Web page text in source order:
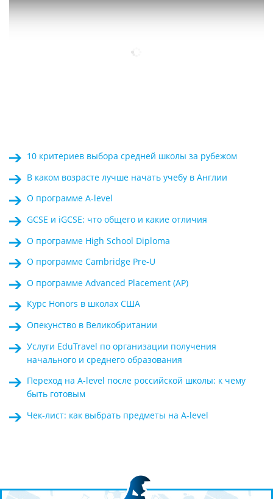
10 критериев выбора средней школы за рубежом
В каком возрасте лучше начать учебу в Англии
О программе A-level
GCSE и iGCSE: что общего и какие отличия
О программе High School Diploma
О программе Cambridge Pre-U
О программе Advanced Placement (AP)
Курс Honors в школах США
Опекунство в Великобритании
Услуги EduTravel по организации получения
начального и среднего образования
Переход на A-level после российской школы: к чему
быть готовым
Чек-лист: как выбрать предметы на A-level